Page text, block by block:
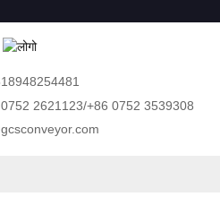
2621123/+86 0752 3539308